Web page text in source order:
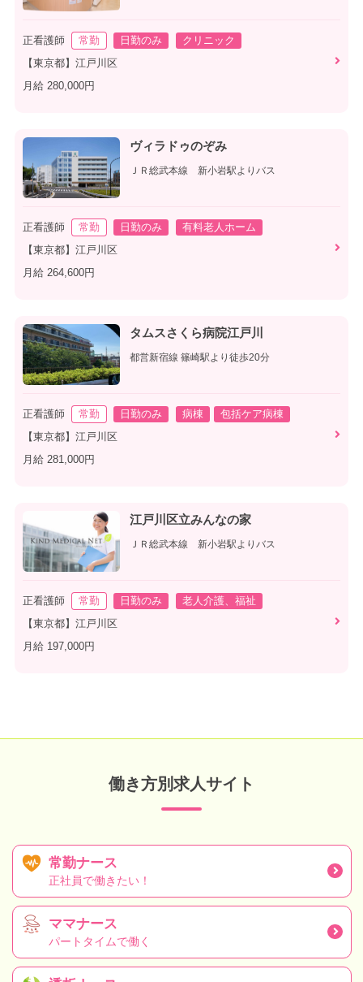
正看護師 常勤 日勤のみ
クリニック
【東京都】江戸川区
月給 280,000円
ヴィラドゥのぞみ
ＪＲ総武本線 新小岩駅よりバス
正看護師 常勤 日勤のみ
有料老人ホーム
【東京都】江戸川区
月給 264,600円
タムスさくら病院江戸川
都営新宿線 篠崎駅より徒歩20分
正看護師 常勤 日勤のみ 病棟
包括ケア病棟
【東京都】江戸川区
月給 281,000円
江戸川区立みんなの家
ＪＲ総武本線 新小岩駅よりバス
正看護師 常勤 日勤のみ
老人介護、福祉
【東京都】江戸川区
月給 197,000円
働き方別求人サイト
常勤ナース
正社員で働きたい！
ママナース
パートタイムで働く